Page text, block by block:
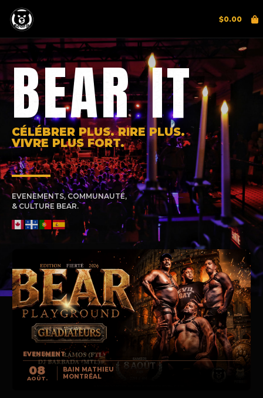
$0.00
BEAR IT
CÉLÉBRER PLUS. RIRE PLUS.
VIVRE PLUS FORT.
EVENEMENTS, COMMUNAUTÉ,
& CULTURE BEAR.
EVENEMENT
08
AOÛT.
BAIN MATHIEU
MONTRÉAL